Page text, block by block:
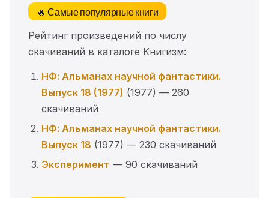
🔥 Самые популярные книги
Рейтинг произведений по числу
скачиваний в каталоге Книгизм:
НФ: Альманах научной фантастики.
Выпуск 18 (1977) (1977) — 260
скачиваний
НФ: Альманах научной фантастики.
Выпуск 18 (1977) — 230 скачиваний
Эксперимент — 90 скачиваний